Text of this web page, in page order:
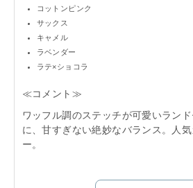
コットンピンク
サックス
キャメル
ラベンダー
ラテ×ショコラ
≪コメント≫
ワッフル調のステッチが可愛いラン
に、甘すぎない絶妙なバランス。人
ー。